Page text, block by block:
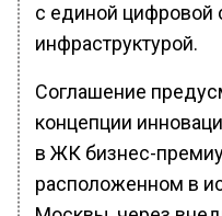
с единой цифровой
инфраструктурой.
Соглашение
концепции
в ЖК бизнес-
расположенном в